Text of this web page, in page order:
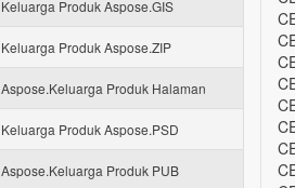
Keluarga Produk Aspose.GIS
Keluarga Produk Aspose.ZIP
Aspose.Keluarga Produk Halaman
Keluarga Produk Aspose.PSD
Aspose.Keluarga Produk PUB